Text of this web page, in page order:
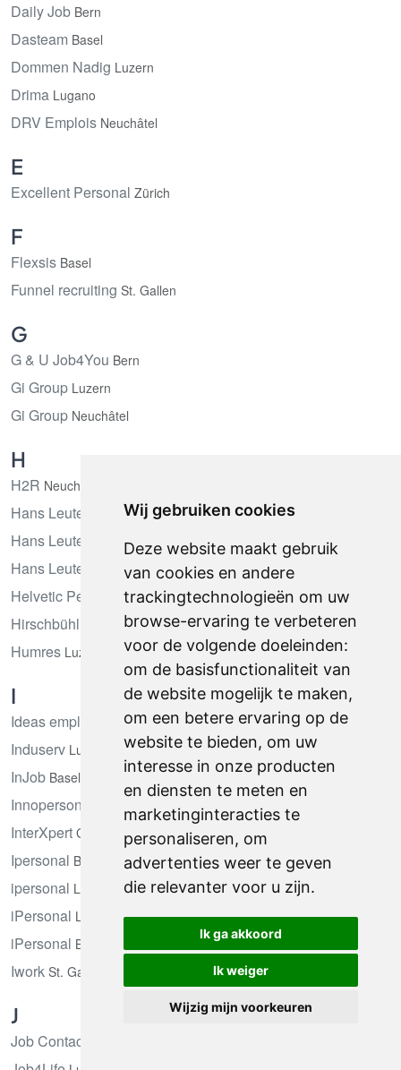
Wij gebruiken cookies
Deze website maakt gebruik
van cookies en andere
trackingtechnologieën om uw
browse-ervaring te verbeteren
voor de volgende doeleinden:
om de basisfunctionaliteit van
de website mogelijk te maken,
om een betere ervaring op de
website te bieden, om uw
interesse in onze producten
en diensten te meten en
marketinginteracties te
personaliseren, om
advertenties weer te geven
die relevanter voor u zijn.
Ik ga akkoord
Ik weiger
Wijzig mijn voorkeuren
Daily Job Bern
Dasteam Basel
Dommen Nadig Luzern
Drima Lugano
DRV Emplois Neuchâtel
E
Excellent Personal Zürich
F
Flexsis Basel
Funnel recruiting St. Gallen
G
G & U Job4You Bern
Gi Group Luzern
Gi Group Neuchâtel
H
H2R Neuchâtel
Hans LeuteneggerBern
Hans LeuteneggerLuzern
Hans LeuteneggerSt. Gallen
Helvetic PersonalSt. Gallen
Hirschbühl
Humres Luzern
I
Ideas emplois Fribourg
Induserv Luzern
InJob Basel
Innopersonal
InterXpert Genève
Ipersonal Bern
ipersonal Luzern
iPersonal Luzern
iPersonal Basel
Iwork St. Gallen
J
Job Contact